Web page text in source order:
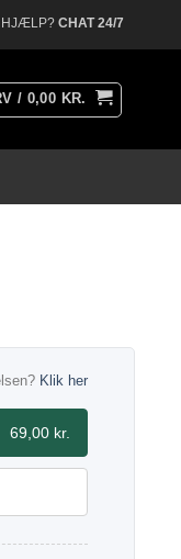
HJÆLP? CHAT 24/7
/ 0,00 KR.
Klik her
69,00 kr.